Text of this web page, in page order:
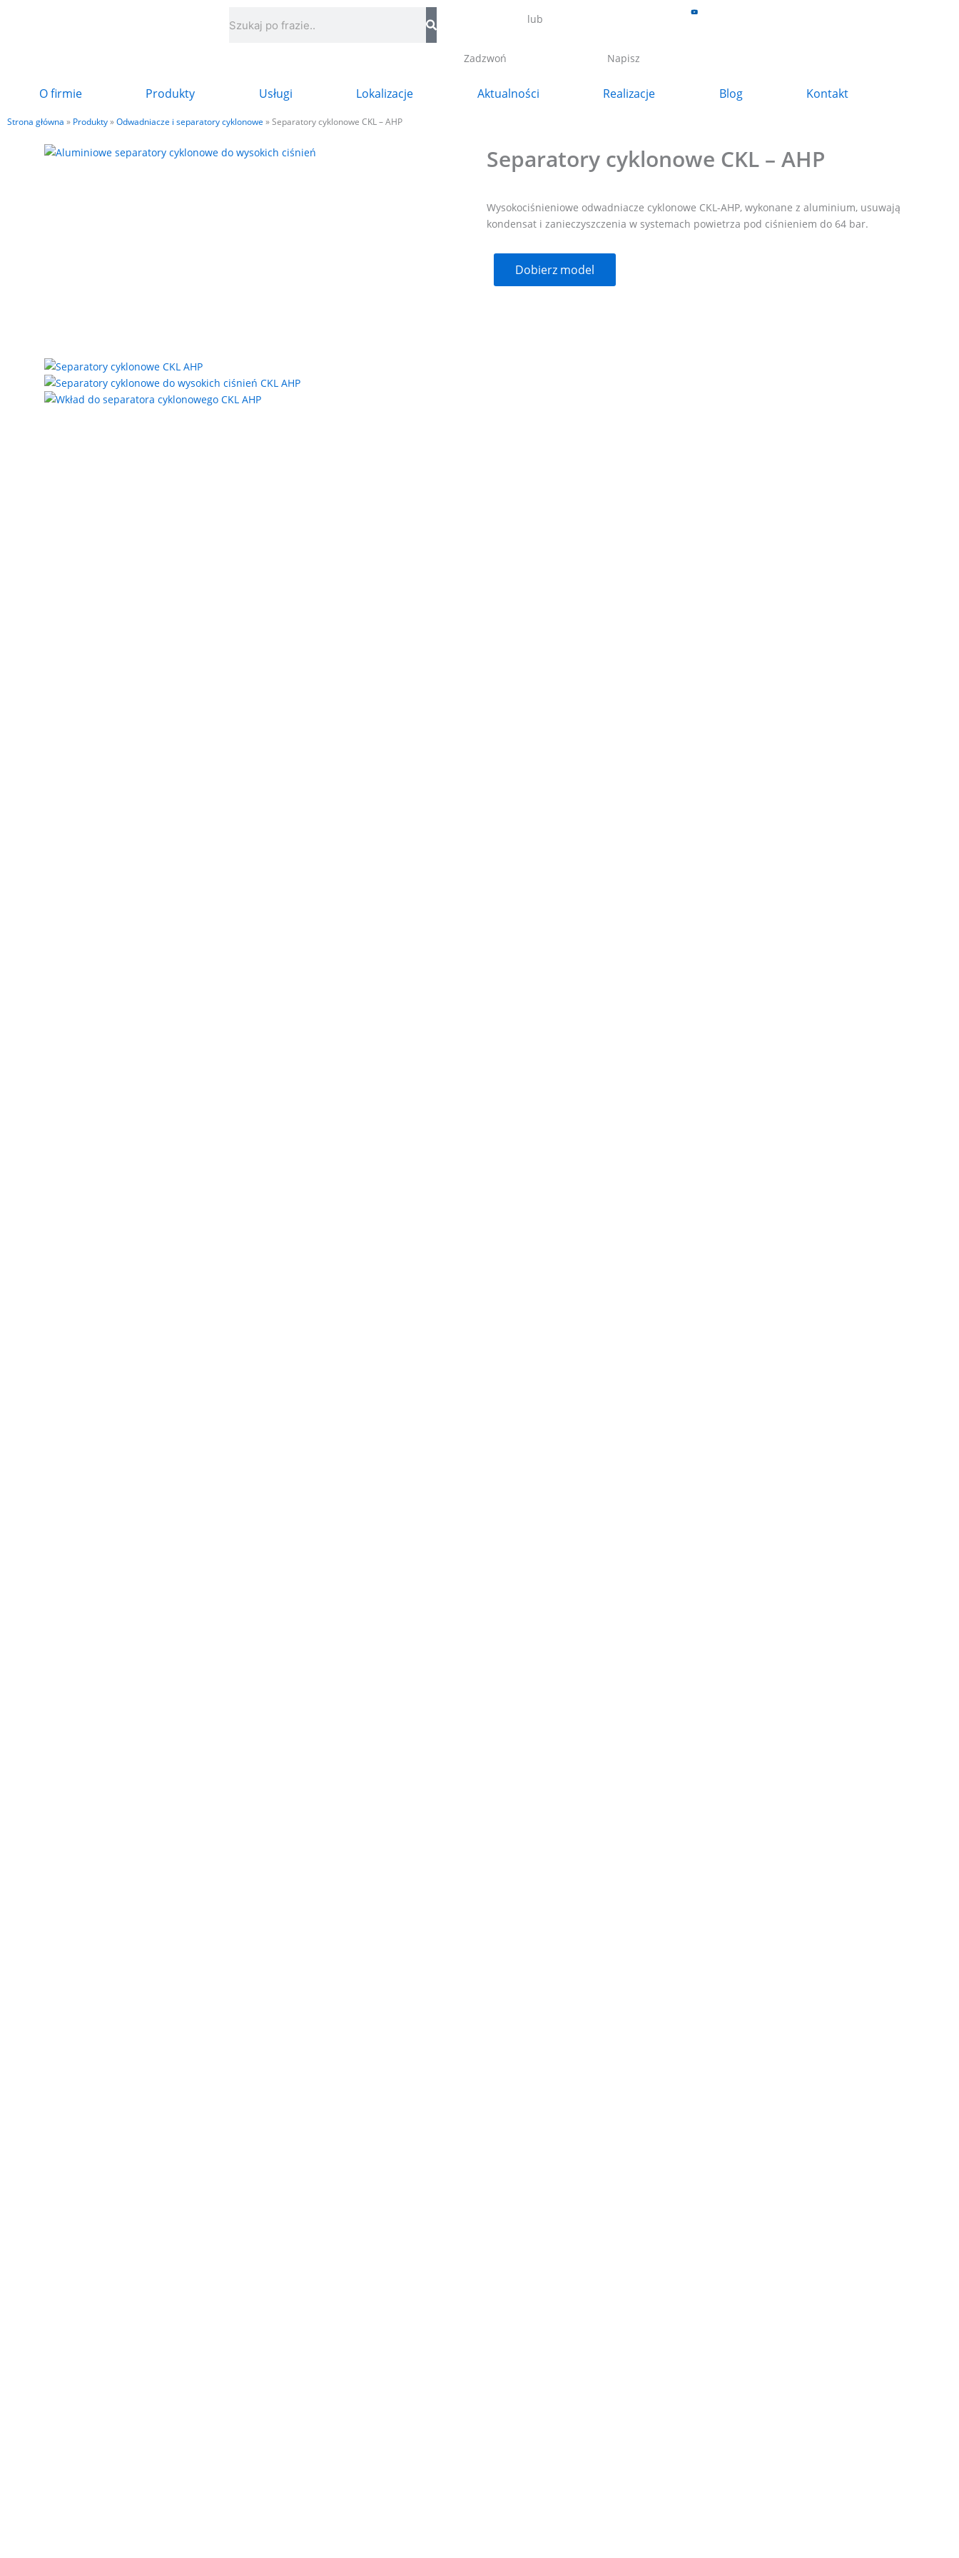
Zadzwoń
lub
Napisz
O firmie Produkty Usługi Lokalizacje Aktualności Realizacje Blog Kontakt
Strona główna » Produkty»Odwadniacze i separatory cyklonowe »Separatory cyklonowe CKL – AHP
Separatory cyklonowe CKL – AHP
Wysokociśnieniowe odwadniacze cyklonowe CKL-AHP, wykonane z aluminium, usuwają
kondensat i zanieczyszczenia w systemach powietrza pod ciśnieniem do 64 bar.
Dobierz model